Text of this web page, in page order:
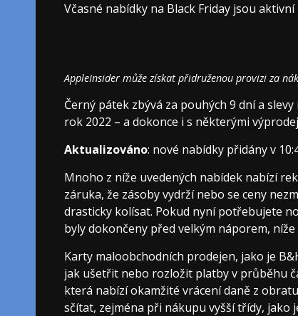
Včasné nabídky na Black Friday jsou
AppleInsider může získat přidruženou provizi za
Černý pátek zbývá za pouhých 9 dní a
rok 2022 – a dokonce i s některými
Aktualizováno: nové nabídky přidány v
Mnoho z níže uvedených nabídek nabízí
záruka, že zásoby vydrží nebo se ceny
drasticky kolísat. Pokud nyní potřebujete
byly dokončeny před velkým náporem,
Karty maloobchodních prodejen, jako je
jak ušetřit nebo rozložit platby v průběhu
která nabízí okamžité vrácení daně z
sčítat, zejména při nákupu vyšší třídy, jako